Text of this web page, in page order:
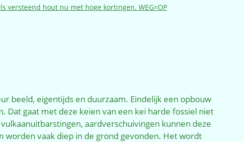
versteend hout nu met hoge kortingen. WEG=OP
beeld, eigentijds en duurzaam. Eindelijk een opbouw
Dat gaat met deze keien van een kei harde fossiel niet
aardverschuivingen kunnen deze
vaak diep in de grond gevonden. Het wordt